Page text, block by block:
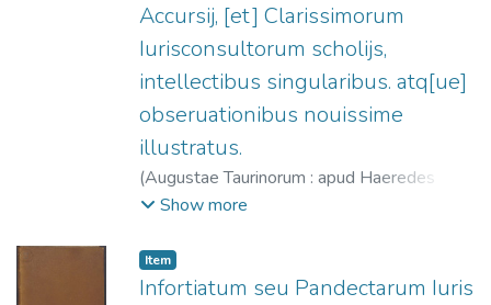
Accursij, [et] Clarissimorum
Iurisconsultorum scholijs,
intellectibus singularibus. atq[ue]
obseruationibus nouissime
illustratus.
(Augustae Taurinorum : apud Haeredes
Nicolai Beuilaquae,
1574-1598
Show more
Item
Infortiatum seu Pandectarum Iuris